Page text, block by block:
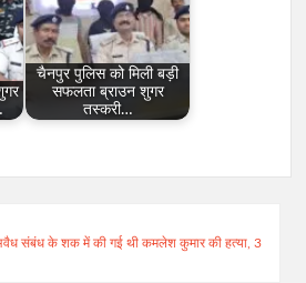
चैनपुर पुलिस को मिली बड़ी
सफलता ब्राउन शुगर
तस्करी…
संबंध के शक में की गई थी कमलेश कुमार की हत्या, 3